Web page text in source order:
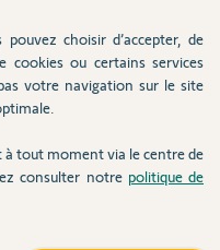
Est-ce que l'EVB-Slim receiver for variation
io peut être
télécommande
choisir d’accepter, de
ou certains services
votre navigation sur le site
tout moment via le centre de
consulter notre politique de